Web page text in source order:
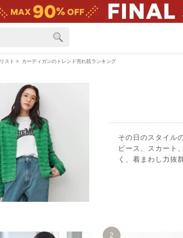
無料)
スト > カーディガンのトレンド売れ筋ランキング
その日のスタイル
ピース、スカート
く、着まわし力抜
2